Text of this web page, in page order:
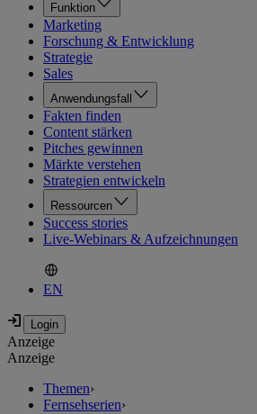
Funktion
Marketing
Forschung & Entwicklung
Strategie
Sales
Anwendungsfall
Fakten finden
Content stärken
Pitches gewinnen
Märkte verstehen
Strategien entwickeln
Ressourcen
Success stories
Live-Webinars & Aufzeichnungen
EN
Anzeige
Anzeige
Themen›
Fernsehserien›